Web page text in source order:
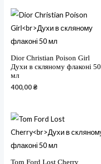
Dior Christian Poison Girl
Духи в скляному флаконі 50
мл
400,00₴
Tom Ford Lost Cherry